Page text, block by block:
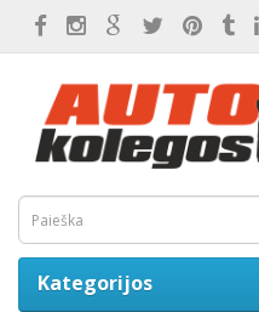
Kategorijos